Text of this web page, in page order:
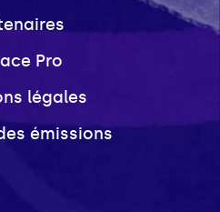
Pro
légales
émissions